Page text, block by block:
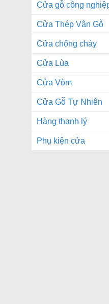
Cửa gỗ công
Cửa Thép Vân Gỗ
Cửa chống cháy
Cửa Lùa
Cửa Vòm
Cửa Gỗ Tự Nhiên
Hàng thanh lý
Phụ kiện cửa